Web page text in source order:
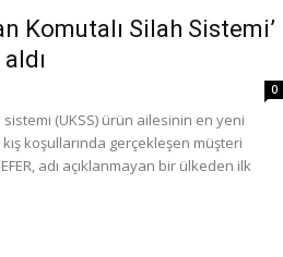
Komutalı Silah Sistemi’
0
sistemi (UKSS) ürün ailesinin en yeni
kış koşullarında gerçekleşen müşteri
adı açıklanmayan bir ülkeden ilk